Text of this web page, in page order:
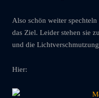
Also schön weiter
das Ziel. Leider stehen sie
und die
Hier: